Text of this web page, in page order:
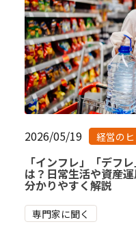
2026/05/19 経営の
「インフレ」「デフ
は？日常生活や資産
分かりやすく解説
専門家に聞く